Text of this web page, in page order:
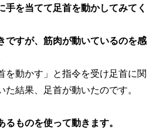
手を当てて足首を動かしてみてく
ですが、筋肉が動いているのを感
を動かす」と指令を受け足首に関
結果、足首が動いたのです。
ものを使って動きます。